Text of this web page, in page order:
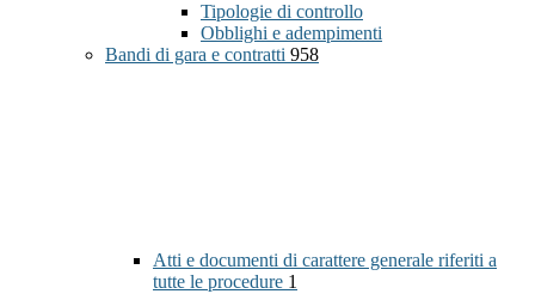
Tipologie di controllo
Obblighi e adempimenti
Bandi di gara e contratti 958
Atti e documenti di carattere generale riferiti a
tutte le procedure 1